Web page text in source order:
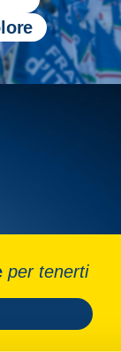
per tenerti